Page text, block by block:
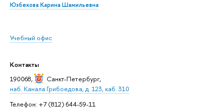
Юзбекова Карина Шамильевна
Учебный офис
Контакты
190068,
Санкт-Петербург,
наб. Канала Грибоедова, д. 123, каб. 310
Телефон: +7 (812) 644-59-11